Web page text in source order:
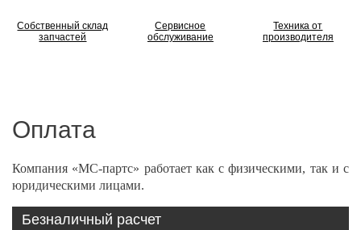
Собственный склад
запчастей
Сервисное
обслуживание
Техника от
производителя
Оплата
Компания «МС-партс» работает как с физическими, так и с
юридическими лицами.
Безналичный расчет